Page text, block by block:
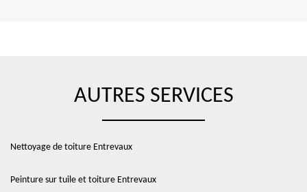
AUTRES SERVICES
Nettoyage de toiture Entrevaux
Peinture sur tuile et toiture Entrevaux